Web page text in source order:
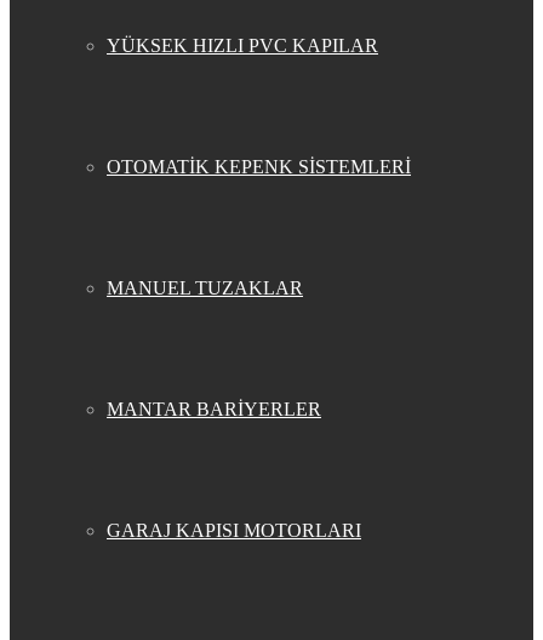
YÜKSEK HIZLI PVC KAPILAR
OTOMATİK KEPENK SİSTEMLERİ
MANUEL TUZAKLAR
MANTAR BARİYERLER
GARAJ KAPISI MOTORLARI